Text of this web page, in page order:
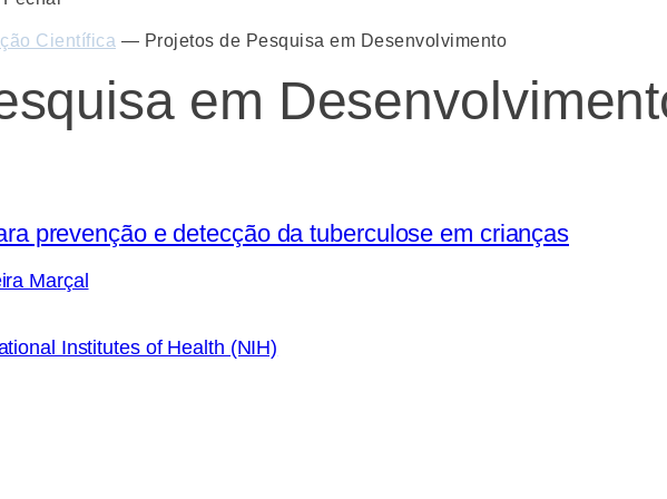
Científica — Projetos de Pesquisa em Desenvolvimento
em
prevenção e detecção da tuberculose em crianças
Marçal
Institutes of Health (NIH)